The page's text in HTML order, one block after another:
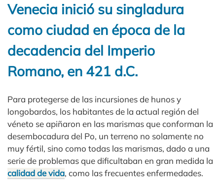
Venecia inició su singladura
como ciudad en época de la
decadencia del Imperio
Romano, en 421 d.C.
Para protegerse de las incursiones de hunos y
longobardos, los habitantes de la actual región del
véneto se apiñaron en las marismas que conforman la
desembocadura del Po, un terreno no solamente no
muy fértil, sino como todas las marismas, dado a una
serie de problemas que dificultaban en gran medida la
calidad de vida, como las frecuentes enfermedades.